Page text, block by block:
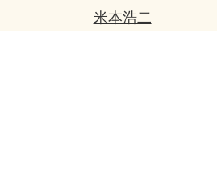
米本浩二